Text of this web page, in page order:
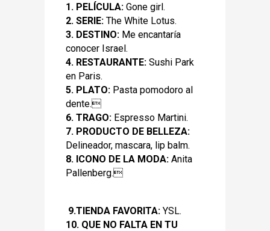
1. PELÍCULA: Gone girl.
2. SERIE: The White Lotus.
3. DESTINO: Me encantaría
conocer Israel.
4. RESTAURANTE: Sushi Park
en Paris.
5. PLATO: Pasta pomodoro al
dente.
6. TRAGO: Espresso Martini.
7. PRODUCTO DE BELLEZA:
Delineador, mascara, lip balm.
8. ICONO DE LA MODA: Anita
Pallenberg.
9.TIENDA FAVORITA: YSL.
10. QUE NO FALTA EN TU